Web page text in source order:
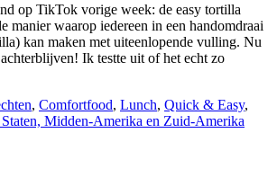
op TikTok vorige week: de easy tortilla
manier waarop iedereen in een handomdraai
kan maken met uiteenlopende vulling. Nu
Ik testte uit of het echt zo
, Comfortfood, Lunch, Quick & Easy,
Midden-Amerika en Zuid-Amerika